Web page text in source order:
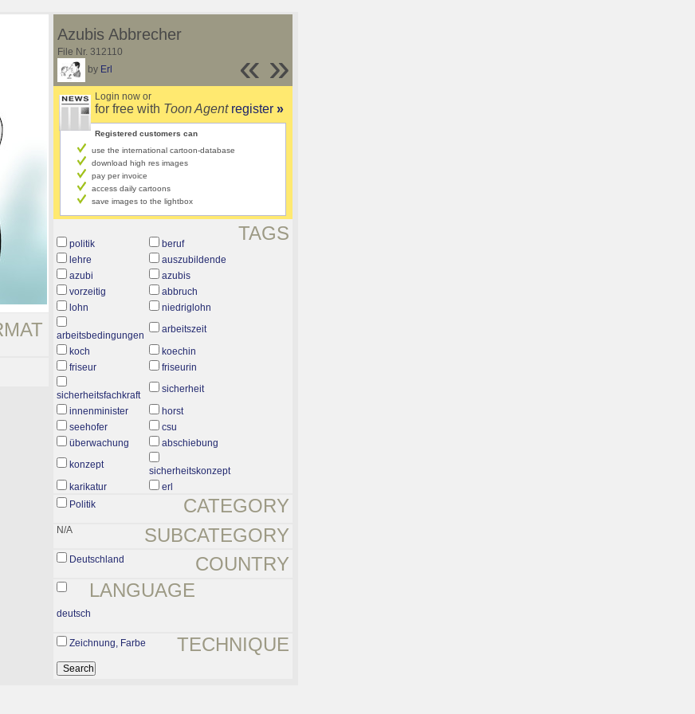
»
«
Azubis Abbrecher
File Nr. 312110
by Erl
Login now or
for free with Toon Agent register »
Registered customers can
use the international cartoon-database
download high res images
pay per invoice
access daily cartoons
save images to the lightbox
TAGS
politik
beruf
lehre
auszubildende
azubi
azubis
vorzeitig
abbruch
lohn
niedriglohn
arbeitsbedingungen
arbeitszeit
koch
koechin
friseur
friseurin
sicherheitsfachkraft
sicherheit
innenminister
horst
seehofer
csu
überwachung
abschiebung
konzept
sicherheitskonzept
karikatur
erl
CATEGORY
Politik
SUBCATEGORY
N/A
COUNTRY
Deutschland
LANGUAGE
deutsch
TECHNIQUE
Zeichnung, Farbe